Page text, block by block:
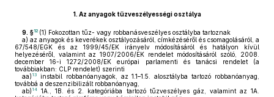
1. Az anyagok tűzveszélyességi osztálya
9. §12 (1) Fokozottan tűz- vagy robbanásveszélyes osztályba tartoznak
a) az anyagok és keverékek osztályozásáról, címkézéséről és csomagolásáról, a
67/548/EGK és az 1999/45/EK irányelv módosításáról és hatályon kívül
helyezéséről, valamint az 1907/2006/EK rendelet módosításáról szóló, 2008.
december 16-i 1272/2008/EK európai parlamenti és tanácsi rendelet (a
továbbiakban: CLP rendelet) szerinti
aa) 13
instabil robbanóanyagok, az 1.1–1.5. alosztályba tartozó robbanóanyag,
továbbá a deszenzibilizált robbanóanyag,
ab) 14
1A., 1B. és 2. kategóriába tartozó tűzveszélyes gáz, valamint az 1A.